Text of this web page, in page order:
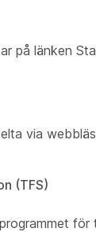
på länken
via
(TFS)
för